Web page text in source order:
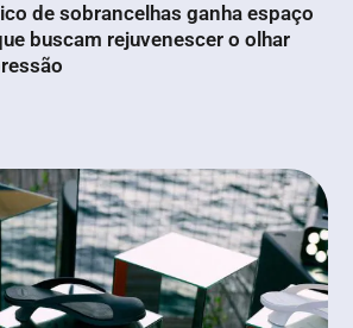
de sobrancelhas ganha espaço
buscam rejuvenescer o olhar